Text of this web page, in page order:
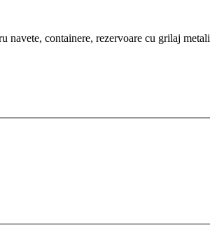
containere, rezervoare cu grilaj